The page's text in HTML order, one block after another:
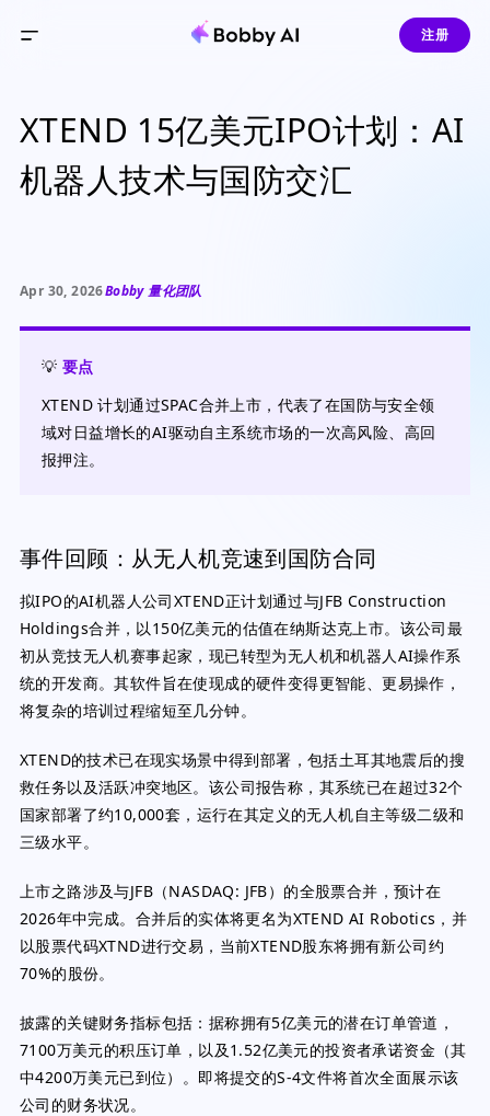
注册
XTEND 15亿美元IPO计划：AI
机器人技术与国防交汇
Apr 30, 2026Bobby 量化团队
💡 要点
XTEND 计划通过SPAC合并上市，代表了在国防与安全领
域对日益增长的AI驱动自主系统市场的一次高风险、高回
报押注。
事件回顾：从无人机竞速到国防合同
拟IPO的AI机器人公司XTEND正计划通过与JFB Construction
Holdings合并，以150亿美元的估值在纳斯达克上市。该公司最
初从竞技无人机赛事起家，现已转型为无人机和机器人AI操作系
统的开发商。其软件旨在使现成的硬件变得更智能、更易操作，
将复杂的培训过程缩短至几分钟。
XTEND的技术已在现实场景中得到部署，包括土耳其地震后的搜
救任务以及活跃冲突地区。该公司报告称，其系统已在超过32个
国家部署了约10,000套，运行在其定义的无人机自主等级二级和
三级水平。
上市之路涉及与JFB（NASDAQ: JFB）的全股票合并，预计在
2026年中完成。合并后的实体将更名为XTEND AI Robotics，并
以股票代码XTND进行交易，当前XTEND股东将拥有新公司约
70%的股份。
披露的关键财务指标包括：据称拥有5亿美元的潜在订单管道，
7100万美元的积压订单，以及1.52亿美元的投资者承诺资金（其
中4200万美元已到位）。即将提交的S-4文件将首次全面展示该
公司的财务状况。